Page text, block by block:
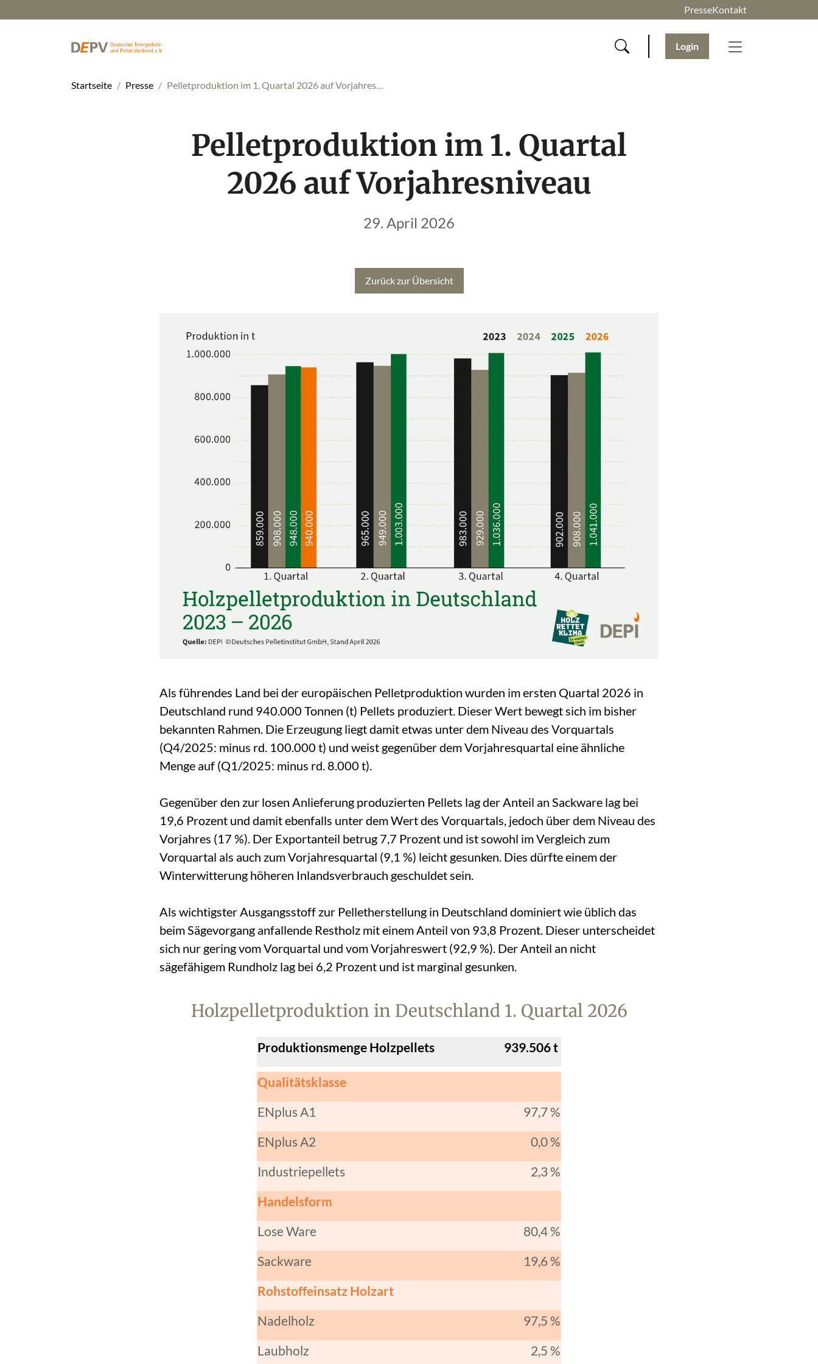
PresseKontakt
Login
Startseite Presse Pelletproduktion im 1. Quartal 2026 auf Vorjahres…
Pelletproduktion im 1. Quartal
2026 auf Vorjahresniveau
29. April 2026
Zurück zur Übersicht
Als führendes Land bei der europäischen Pelletproduktion wurden im ersten Quartal 2026 in
Deutschland rund 940.000 Tonnen (t) Pellets produziert. Dieser Wert bewegt sich im bisher
bekannten Rahmen. Die Erzeugung liegt damit etwas unter dem Niveau des Vorquartals
(Q4/2025: minus rd. 100.000 t) und weist gegenüber dem Vorjahresquartal eine ähnliche
Menge auf (Q1/2025: minus rd. 8.000 t).
Gegenüber den zur losen Anlieferung produzierten Pellets lag der Anteil an Sackware lag bei
19,6 Prozent und damit ebenfalls unter dem Wert des Vorquartals, jedoch über dem Niveau des
Vorjahres (17 %). Der Exportanteil betrug 7,7 Prozent und ist sowohl im Vergleich zum
Vorquartal als auch zum Vorjahresquartal (9,1 %) leicht gesunken. Dies dürfte einem der
Winterwitterung höheren Inlandsverbrauch geschuldet sein.
Als wichtigster Ausgangsstoff zur Pelletherstellung in Deutschland dominiert wie üblich das
beim Sägevorgang anfallende Restholz mit einem Anteil von 93,8 Prozent. Dieser unterscheidet
sich nur gering vom Vorquartal und vom Vorjahreswert (92,9 %). Der Anteil an nicht
sägefähigem Rundholz lag bei 6,2 Prozent und ist marginal gesunken.
Holzpelletproduktion in Deutschland 1. Quartal 2026
Produktionsmenge Holzpellets 939.506 t
Qualitätsklasse
ENplus A1
97,7 %
ENplus A2
0,0 %
Industriepellets
2,3 %
Handelsform
Lose Ware
80,4 %
Sackware
19,6 %
Rohstoffeinsatz Holzart
Nadelholz
97,5 %
Laubholz
2,5 %